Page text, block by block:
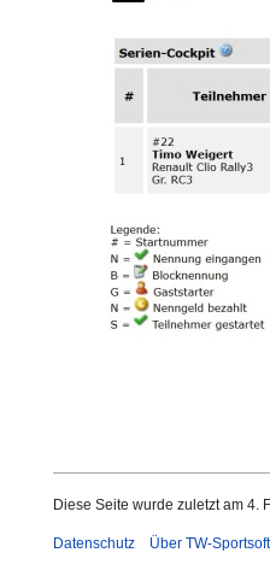
Diese Seite wurde zuletzt am 4.
Datenschutz Über TW-